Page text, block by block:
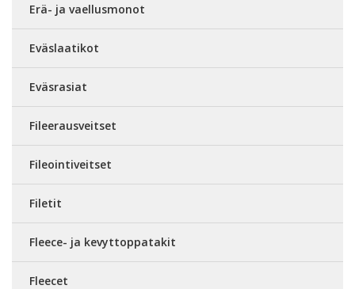
Erä- ja vaellusmonot
Eväslaatikot
Eväsrasiat
Fileerausveitset
Fileointiveitset
Filetit
Fleece- ja kevyttoppatakit
Fleecet